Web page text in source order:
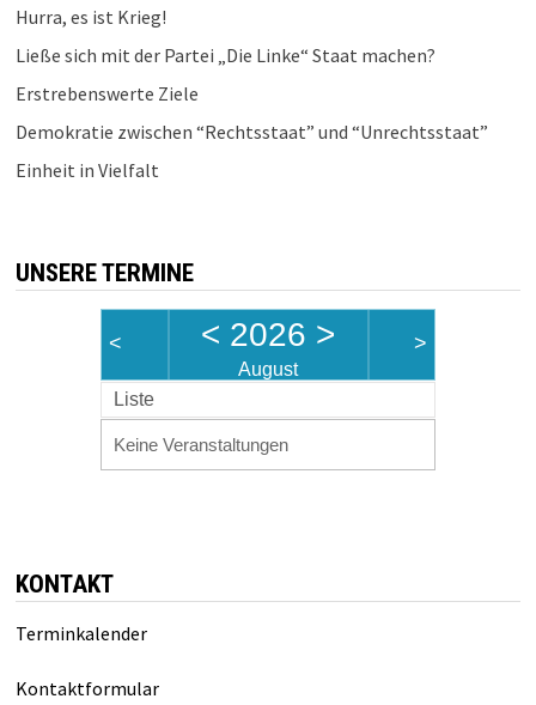
Hurra, es ist Krieg!
Ließe sich mit der Partei „Die Linke“ Staat machen?
Erstrebenswerte Ziele
Demokratie zwischen “Rechtsstaat” und “Unrechtsstaat”
Einheit in Vielfalt
UNSERE TERMINE
< < 2026 >
August
>
Liste
Keine Veranstaltungen
KONTAKT
Terminkalender
Kontaktformular